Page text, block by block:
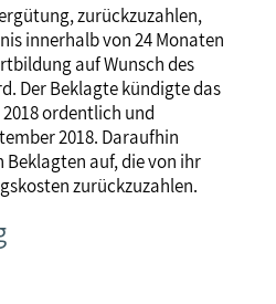
zurückzuzahlen,
innerhalb von 24 Monaten
auf Wunsch des
Der Beklagte kündigte das
ordentlich und
2018. Daraufhin
auf, die von ihr
zurückzuzahlen.